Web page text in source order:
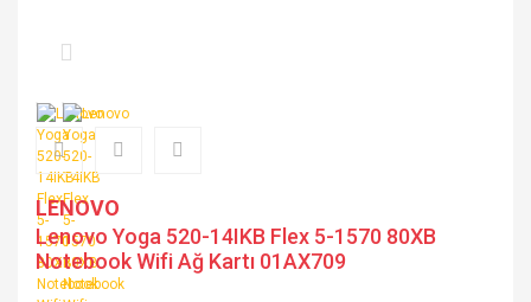
LENOVO
Lenovo Yoga 520-14IKB Flex 5-1570 80XB
Notebook Wifi Ağ Kartı 01AX709